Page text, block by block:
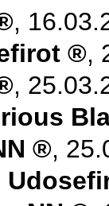
,
,
,
,